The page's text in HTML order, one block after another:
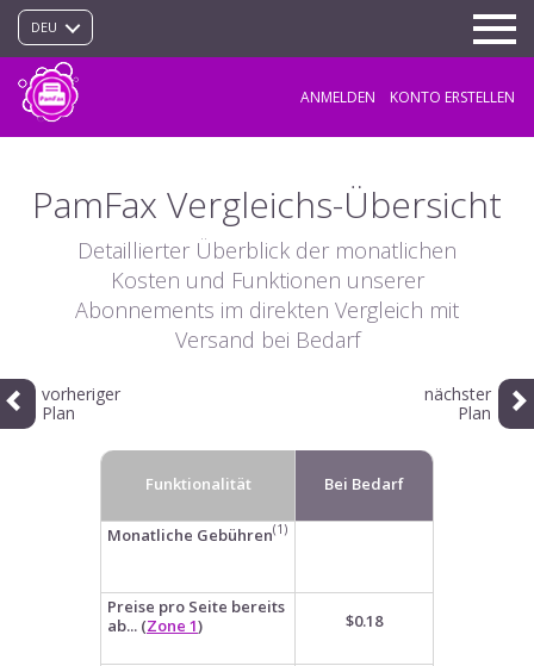
ANMELDEN KONTO ERSTELLEN
DEU
PamFax Vergleichs-Übersicht
Detaillierter Überblick der monatlichen
Kosten und Funktionen unserer
Abonnements im direkten Vergleich mit
Versand bei Bedarf
Funktionalität
Monatliche Gebühren(1)
Preise pro Seite bereits
ab... (Zone 1)
Bei Bedarf
$0.18
vorheriger
Plan
nächster
Plan